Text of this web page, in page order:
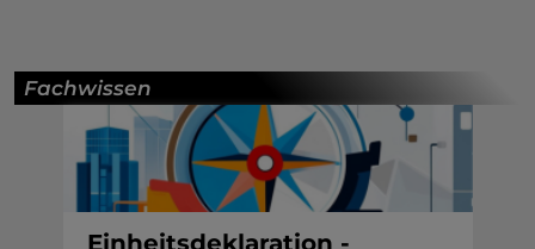
Fachwissen
Einheitsdeklaration -